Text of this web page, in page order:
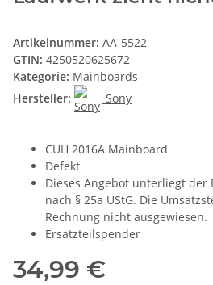
Artikelnummer: AA-5522
GTIN: 4250520625672
Kategorie: Mainboards
Hersteller:
Sony
CUH 2016A Mainboard
Defekt
Dieses Angebot unterliegt
nach § 25a UStG. Die
Rechnung nicht ausgewiesen.
Ersatzteilspender
34,99 €